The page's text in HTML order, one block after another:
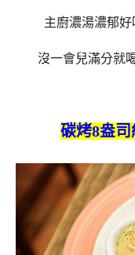
主廚濃湯濃郁
沒一會兒滿分就
碳烤8盎司